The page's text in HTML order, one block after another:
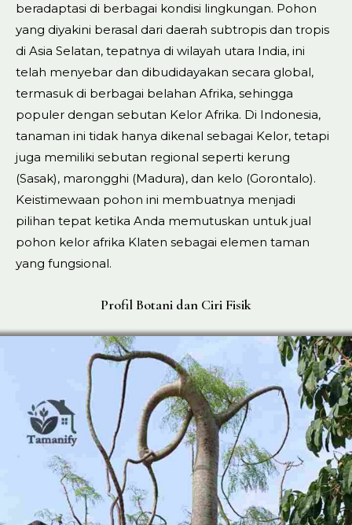
beradaptasi di berbagai kondisi lingkungan. Pohon
yang diyakini berasal dari daerah subtropis dan tropis
di Asia Selatan, tepatnya di wilayah utara India, ini
telah menyebar dan dibudidayakan secara global,
termasuk di berbagai belahan Afrika, sehingga
populer dengan sebutan Kelor Afrika. Di Indonesia,
tanaman ini tidak hanya dikenal sebagai Kelor, tetapi
juga memiliki sebutan regional seperti kerung
(Sasak), marongghi (Madura), dan kelo (Gorontalo).
Keistimewaan pohon ini membuatnya menjadi
pilihan tepat ketika Anda memutuskan untuk jual
pohon kelor afrika Klaten sebagai elemen taman
yang fungsional.
Profil Botani dan Ciri Fisik